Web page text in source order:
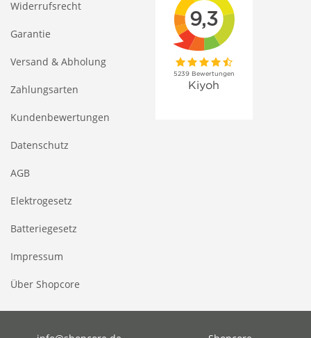
Widerrufsrecht
Garantie
Versand & Abholung
Zahlungsarten
Kundenbewertungen
Datenschutz
AGB
Elektrogesetz
Batteriegesetz
Impressum
Über Shopcore